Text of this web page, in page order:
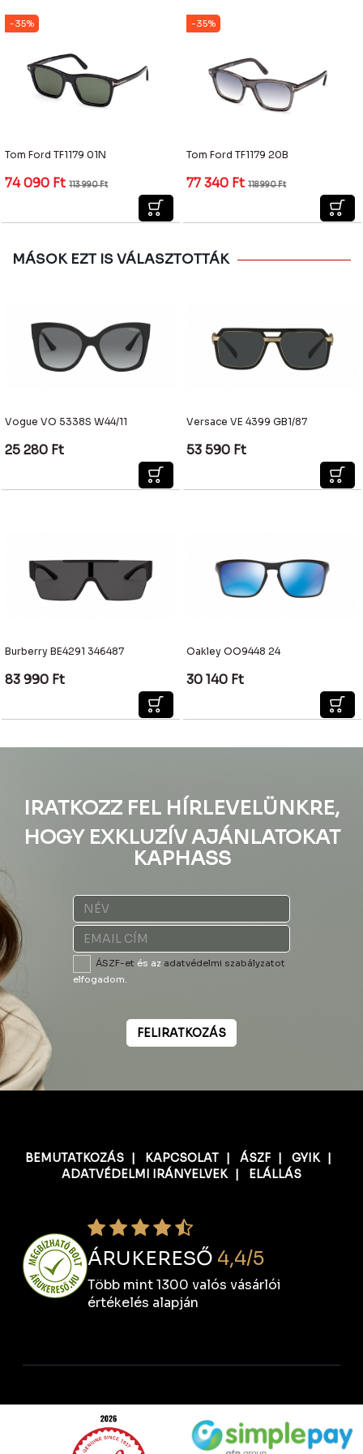
-35%
Tom Ford TF1179 01N
74 090 Ft 113 990Ft
-35%
Tom Ford TF1179 20B
77 340 Ft 118 990Ft
MÁSOK EZT IS VÁLASZTOTTÁK
Vogue VO 5338S W44/11
25 280 Ft
Versace VE 4399 GB1/87
53 590 Ft
Burberry BE4291 346487
83 990 Ft
Oakley OO9448 24
30 140 Ft
IRATKOZZ FEL HÍRLEVELÜNKRE,
HOGY EXKLUZÍV AJÁNLATOKAT
KAPHASS
ÁSZF-et és az adatvédelmi szabályzatot
elfogadom.
FELIRATKOZÁS
BEMUTATKOZÁS| KAPCSOLAT| ÁSZF| GYIK|
ADATVÉDELMI IRÁNYELVEK| ELÁLLÁS
ÁRUKERESŐ 4,4/5
Több mint 1300 valós vásárlói
értékelés alapján